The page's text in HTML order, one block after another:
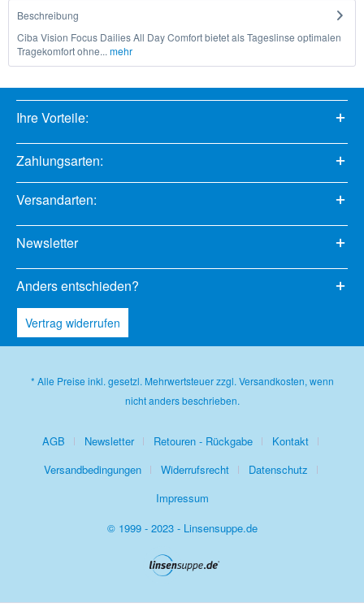
Beschreibung
Ciba Vision Focus Dailies All Day Comfort bietet als Tageslinse optimalen
Tragekomfort ohne... mehr
Ihre Vorteile:
Zahlungsarten:
Versandarten:
Newsletter
Anders entschieden?
Vertrag widerrufen
* Alle Preise inkl. gesetzl. Mehrwertsteuer zzgl. Versandkosten, wenn
nicht anders beschrieben.
AGB Newsletter Retouren - Rückgabe
Kontakt
Versandbedingungen
Widerrufsrecht
Datenschutz
Impressum
© 1999 - 2023 - Linsensuppe.de